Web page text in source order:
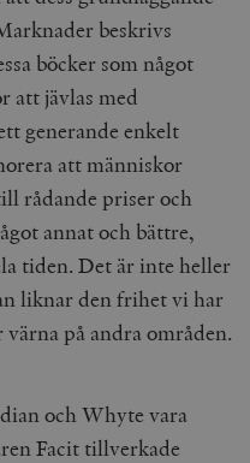
beskrivs
böcker som något
att jävlas med
generande enkelt
att människor
rådande priser och
annat och bättre,
tiden. Det är inte heller
liknar den frihet vi har
på andra områden.
och Whyte vara
Facit tillverkade